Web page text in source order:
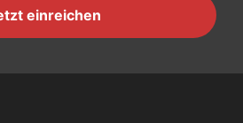
einreichen